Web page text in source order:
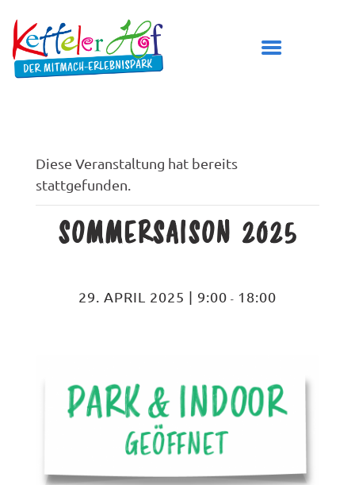
DER KETTELER HOF
ÖFFNUNGSZEITEN
BESUCH PLANEN
GEBURTSTAG FEIERN
Diese Veranstaltung hat bereits
stattgefunden.
SOMMERSAISON 2025
29. APRIL 2025 | 9:00 - 18:00